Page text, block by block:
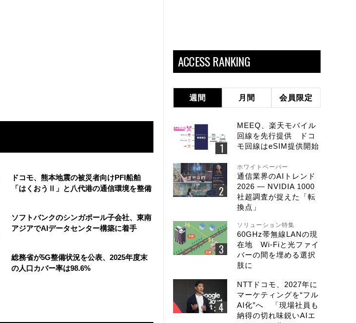
ドコモ、熊本地震の被災者向けPFI船舶
「はくおうⅡ」と八代港の通信環境を整備
ソフトバンクのシンガポール子会社、東南
アジアでAIデータセンター構築に着手
総務省が5G整備状況を公表、2025年度末
の人口カバー率は98.6%
ACCESS RANKING
週間 月間 会員限定
MEEQ、楽天モバイル
回線を先行提供 ドコ
モ回線はeSIM提供開始
ホワイトペーパー
通信業界のAIトレンド
2026 ― NVIDIA 1000
社超調査が捉えた「転
換点」
ソリューション特集
60GHz帯無線LANの現
在地 Wi-Fiと光ファイ
バーの間を埋める選択
肢に
NTTドコモ、2027年に
マーケティングを“フル
AI化”へ 「現場社員も
納得の切れ味鋭いAIエ